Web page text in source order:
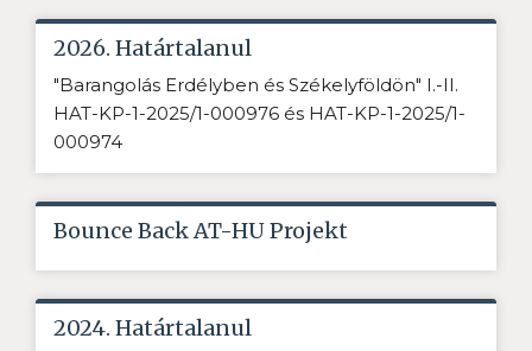
2026. Határtalanul
"Barangolás Erdélyben és Székelyföldön" I.-II.
HAT-KP-1-2025/1-000976 és HAT-KP-1-2025/1-
000974
Bounce Back AT-HU Projekt
2024. Határtalanul